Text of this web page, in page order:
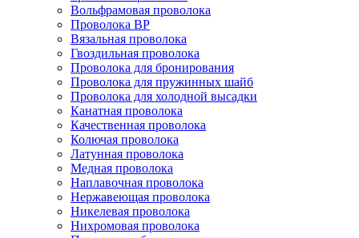
Вольфрамовая проволока
Проволока ВР
Вязальная проволока
Гвоздильная проволока
Проволока для бронирования
Проволока для пружинных шайб
Проволока для холодной высадки
Канатная проволока
Качественная проволока
Колючая проволока
Латунная проволока
Медная проволока
Наплавочная проволока
Нержавеющая проволока
Никелевая проволока
Нихромовая проволока